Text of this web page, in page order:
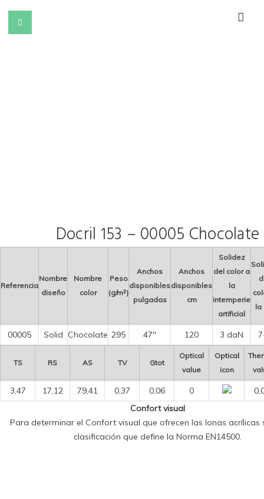
Docril 153 – 00005 Chocolate
Referencia
Nombre
diseño
Nombre
color
Peso
(g/m²)
Anchos
disponibles
pulgadas
Anchos
disponibles
cm
Solidez
del color a
la
intemperie
artificial
la
00005 Solid Chocolate 295 47″ 120 3 daN
TS RS AS TV Gtot
Optical
value
Optical
icon
3,47 17,12 79,41 0,37 0,06 0
Confort visual
Para determinar el Confort visual que ofrecen las lonas acrílicas
clasificación que define la Norma EN14500.